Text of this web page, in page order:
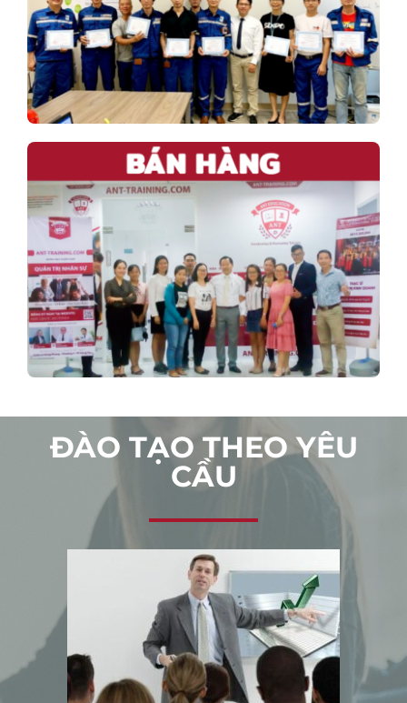
ĐÀO TẠO THEO YÊU
CẦU